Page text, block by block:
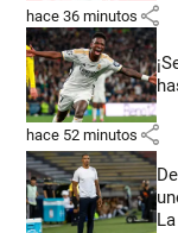
hace 36 minutos share
hace 52 minutos share